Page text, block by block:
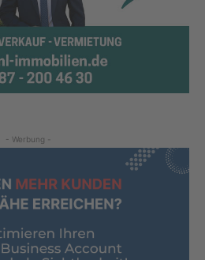
- Werbung -